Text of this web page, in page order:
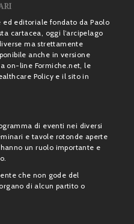
editoriale fondato da Paolo
cartacea, oggi l’arcipelago
ma strettamente
anche in versione
on-line Formiche.net, le
Policy e il sito in
di eventi nei diversi
e tavole rotonde aperte
un ruolo importante e
che non gode del
di alcun partito o